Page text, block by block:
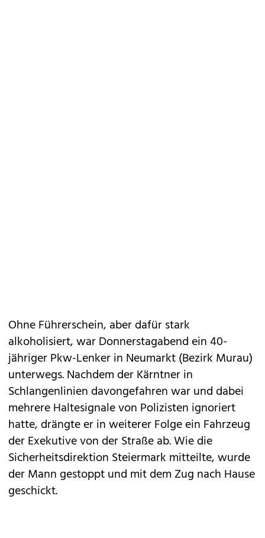
Ohne Führerschein, aber dafür stark
alkoholisiert, war Donnerstagabend ein 40-
jähriger Pkw-Lenker in Neumarkt (Bezirk Murau)
unterwegs. Nachdem der Kärntner in
Schlangenlinien davongefahren war und dabei
mehrere Haltesignale von Polizisten ignoriert
hatte, drängte er in weiterer Folge ein Fahrzeug
der Exekutive von der Straße ab. Wie die
Sicherheitsdirektion Steiermark mitteilte, wurde
der Mann gestoppt und mit dem Zug nach Hause
geschickt.